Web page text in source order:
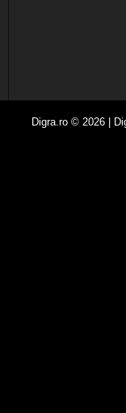
Digra.ro © 2026 |